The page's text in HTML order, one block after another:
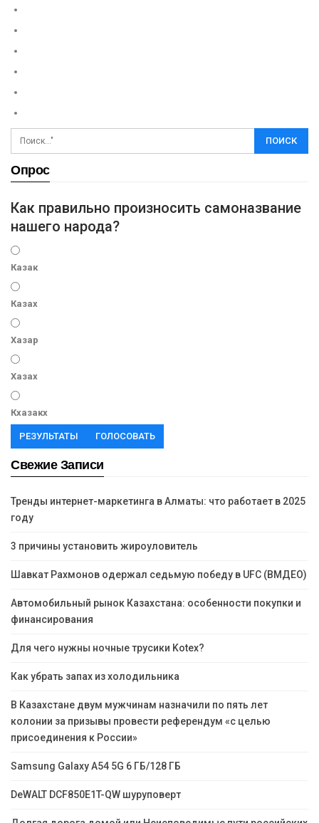
Опрос
Как правильно произносить самоназвание
нашего народа?
Казак
Казах
Хазар
Хазах
Кхазакх
РЕЗУЛЬТАТЫ ГОЛОСОВАТЬ
Свежие Записи
Тренды интернет-маркетинга в Алматы: что работает в 2025
году
3 причины установить жироуловитель
Шавкат Рахмонов одержал седьмую победу в UFC (ВМДЕО)
Автомобильный рынок Казахстана: особенности покупки и
финансирования
Для чего нужны ночные трусики Kotex?
Как убрать запах из холодильника
В Казахстане двум мужчинам назначили по пять лет
колонии за призывы провести референдум «с целью
присоединения к России»
Samsung Galaxy A54 5G 6 ГБ/128 ГБ
DeWALT DCF850E1T-QW шуруповерт